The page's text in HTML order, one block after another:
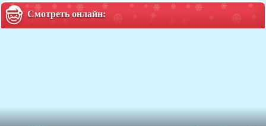
Смотреть онлайн: